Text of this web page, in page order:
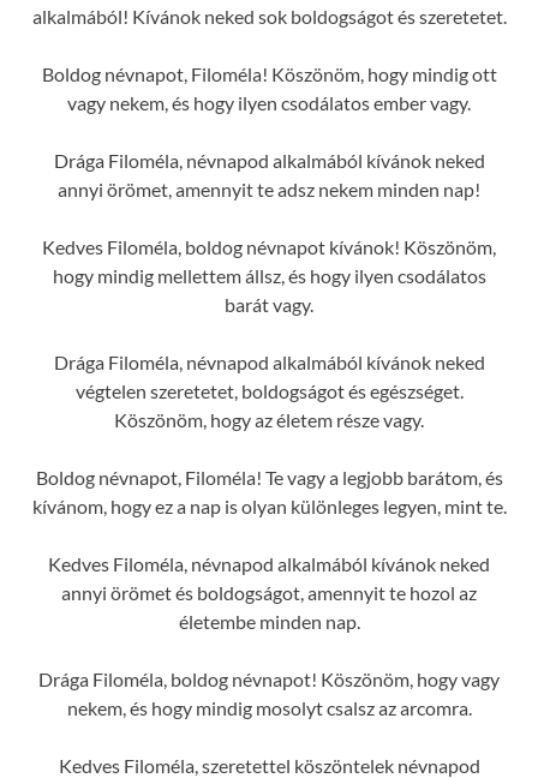
alkalmából! Kívánok neked sok boldogságot és szeretetet.
Boldog névnapot, Filoméla! Köszönöm, hogy mindig ott
vagy nekem, és hogy ilyen csodálatos ember vagy.
Drága Filoméla, névnapod alkalmából kívánok neked
annyi örömet, amennyit te adsz nekem minden nap!
Kedves Filoméla, boldog névnapot kívánok! Köszönöm,
hogy mindig mellettem állsz, és hogy ilyen csodálatos
barát vagy.
Drága Filoméla, névnapod alkalmából kívánok neked
végtelen szeretetet, boldogságot és egészséget.
Köszönöm, hogy az életem része vagy.
Boldog névnapot, Filoméla! Te vagy a legjobb barátom, és
kívánom, hogy ez a nap is olyan különleges legyen, mint te.
Kedves Filoméla, névnapod alkalmából kívánok neked
annyi örömet és boldogságot, amennyit te hozol az
életembe minden nap.
Drága Filoméla, boldog névnapot! Köszönöm, hogy vagy
nekem, és hogy mindig mosolyt csalsz az arcomra.
Kedves Filoméla, szeretettel köszöntelek névnapod